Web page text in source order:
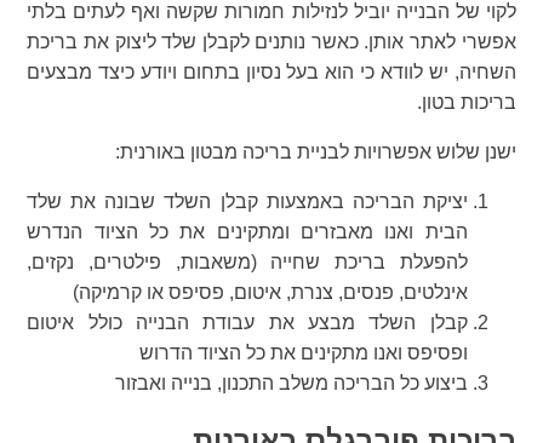
לקוי של הבנייה יוביל לנזילות חמורות שקשה ואף לעתים בלתי
אפשרי לאתר אותן. כאשר נותנים לקבלן שלד ליצוק את בריכת
השחיה, יש לוודא כי הוא בעל נסיון בתחום ויודע כיצד מבצעים
בריכות בטון.
ישנן שלוש אפשרויות לבניית בריכה מבטון באורנית:
יציקת הבריכה באמצעות קבלן השלד שבונה את שלד
הבית ואנו מאבזרים ומתקינים את כל הציוד הנדרש
להפעלת בריכת שחייה (משאבות, פילטרים, נקזים,
אינלטים, פנסים, צנרת, איטום, פסיפס או קרמיקה)
קבלן השלד מבצע את עבודת הבנייה כולל איטום
ופסיפס ואנו מתקינים את כל הציוד הדרוש
ביצוע כל הבריכה משלב התכנון, בנייה ואבזור